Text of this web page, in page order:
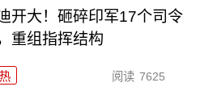
开大！砸碎印军17个司令
重组指挥结构
阅读 7625